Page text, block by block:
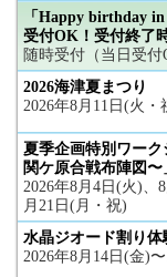
「Happy birthday
受付OK！受付終了
随時受付（当日受付
2026海津夏まつり
2026年8月11日(火・
夏季企画特別ワー
関ケ原合戦布陣図〜
2026年8月4日(火)、
月21日(月・祝)
水晶ジオード割り体
2026年8月14日(金)